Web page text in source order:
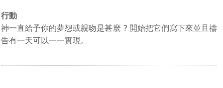
行動
神一直給予你的夢想或親吻是甚麼 ? 開始把它們寫下來並且禱
告有一天可以一一實現。